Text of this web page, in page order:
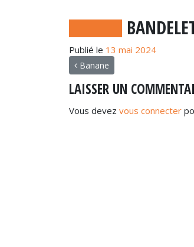
Publié le 13 mai 2024
NAVIGATION
Banane
LAISSER UN
Vous devez vous connecter